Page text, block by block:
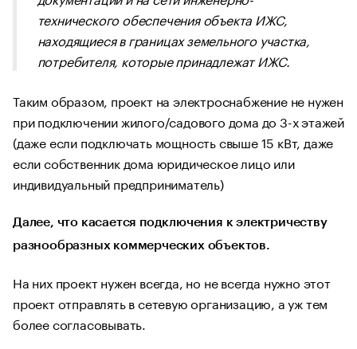
технического обеспечения объекта ИЖС,
находящиеся в границах земельного участка,
потребителя, которые принадлежат ИЖС.
Таким образом, проект на электроснабжение не нужен
при подключении жилого/садового дома до 3-х этажей
(даже если подключать мощность свыше 15 кВт, даже
если собственник дома юридическое лицо или
индивидуальный предприниматель)
Далее, что касается подключения к электричеству
разнообразных коммерческих объектов.
На них проект нужен всегда, но не всегда нужно этот
проект отправлять в сетевую организацию, а уж тем
более согласовывать.